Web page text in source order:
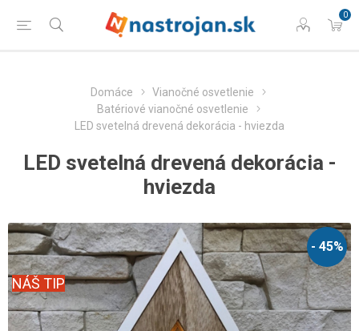
0
Domáce
Vianočné osvetlenie
Batériové vianočné osvetlenie
LED svetelná drevená dekorácia - hviezda
LED svetelná drevená dekorácia -
hviezda
- 45%
NÁŠ TIP